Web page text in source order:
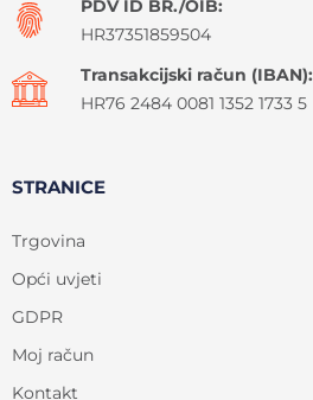
PDV ID BR./OIB:
HR37351859504
Transakcijski račun (IBAN):
HR76 2484 0081 1352 1733 5
STRANICE
Trgovina
Opći uvjeti
GDPR
Moj račun
Kontakt